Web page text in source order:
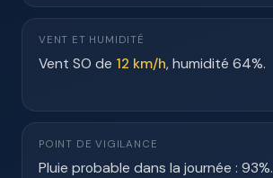
VENT ET HUMIDITÉ
Vent SO de 12 km/h, humidité 64%.
POINT DE VIGILANCE
Pluie probable dans la journée : 93%.